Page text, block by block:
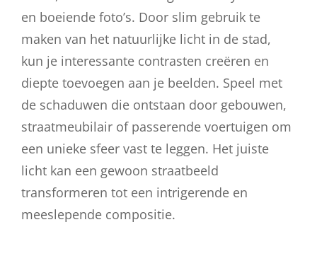
en boeiende foto’s. Door slim gebruik te
maken van het natuurlijke licht in de stad,
kun je interessante contrasten creëren en
diepte toevoegen aan je beelden. Speel met
de schaduwen die ontstaan door gebouwen,
straatmeubilair of passerende voertuigen om
een unieke sfeer vast te leggen. Het juiste
licht kan een gewoon straatbeeld
transformeren tot een intrigerende en
meeslepende compositie.